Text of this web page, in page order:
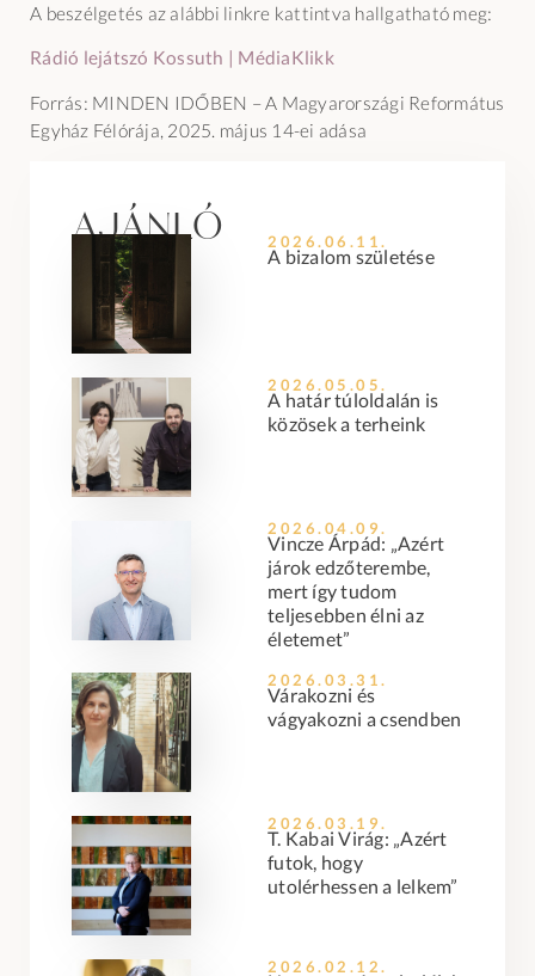
A beszélgetés az alábbi linkre kattintva hallgatható meg:
Rádió lejátszó Kossuth | MédiaKlikk
Forrás: MINDEN IDŐBEN – A Magyarországi Református
Egyház Félórája, 2025. május 14-ei adása
Ajánló 2026.06.11.
A bizalom születése
2026.05.05.
A határ túloldalán is
közösek a terheink
2026.04.09.
Vincze Árpád: „Azért
járok edzőterembe,
mert így tudom
teljesebben élni az
életemet”
2026.03.31.
Várakozni és
vágyakozni a csendben
2026.03.19.
T. Kabai Virág: „Azért
futok, hogy
utolérhessen a lelkem”
2026.02.12.